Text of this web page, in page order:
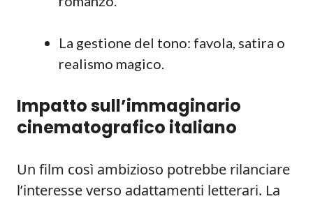
La gestione del tono: favola, satira o
realismo magico.
Impatto sull’immaginario
cinematografico italiano
Un film così ambizioso potrebbe rilanciare
l’interesse verso adattamenti letterari. La